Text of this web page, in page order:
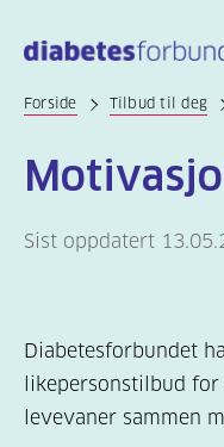
hovedinnhold
Forside Tilbud til deg
Sist oppdatert
Diabetesforbundet
likepersonstilbud
levevaner sammen